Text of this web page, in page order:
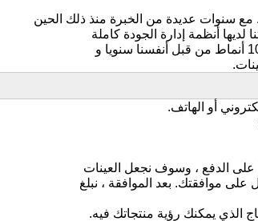
مع سنوات عديدة من الخبرة منذ ذلك الحين
لديها أنظمة إدارة الجودة كاملة
على موافقتك. بعد الموافقة ، نبلغ